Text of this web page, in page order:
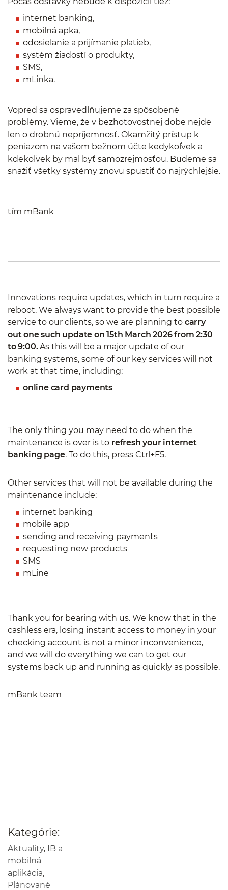
internet banking,
mobilná apka,
odosielanie a prijímanie platieb,
systém žiadostí o produkty,
SMS,
mLinka.
Vopred sa ospravedlňujeme za spôsobené
problémy. Vieme, že v bezhotovostnej dobe nejde
len o drobnú nepríjemnosť. Okamžitý prístup k
peniazom na vašom bežnom účte kedykoľvek a
kdekoľvek by mal byť samozrejmosťou. Budeme sa
snažiť všetky systémy znovu spustiť čo najrýchlejšie.
tím mBank
Innovations require updates, which in turn require a
reboot. We always want to provide the best possible
service to our clients, so we are planning to carry
out one such update on 15th March 2026 from 2:30
to 9:00.As this will be a major update of our
banking systems, some of our key services will not
work at that time, including:
online card payments
The only thing you may need to do when the
maintenance is over is to refresh your internet
banking page. To do this, press Ctrl+F5.
Other services that will not be available during the
maintenance include:
internet banking
mobile app
sending and receiving payments
requesting new products
SMS
mLine
Thank you for bearing with us. We know that in the
cashless era, losing instant access to money in your
checking account is not a minor inconvenience,
and we will do everything we can to get our
systems back up and running as quickly as possible.
mBank team
Kategórie:
Aktuality,
IB a
mobilná
aplikácia,
Plánované